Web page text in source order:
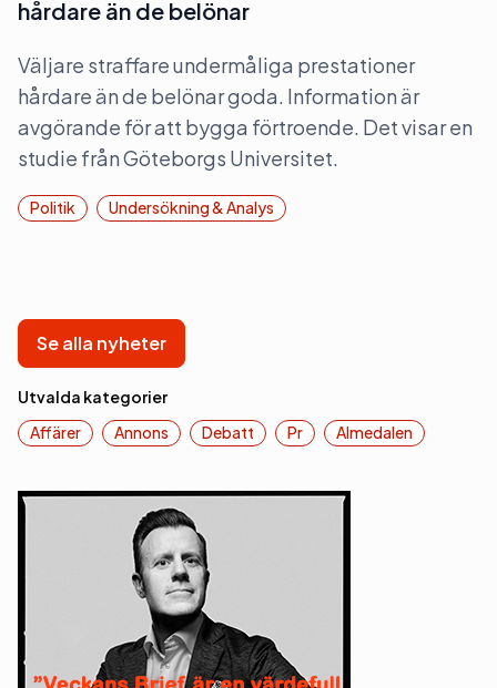
hårdare än de belönar
Väljare straffare undermåliga prestationer
hårdare än de belönar goda. Information är
avgörande för att bygga förtroende. Det visar en
studie från Göteborgs Universitet.
Politik Undersökning & Analys
Se alla nyheter
Utvalda kategorier
Affärer
Annons Debatt Pr Almedalen